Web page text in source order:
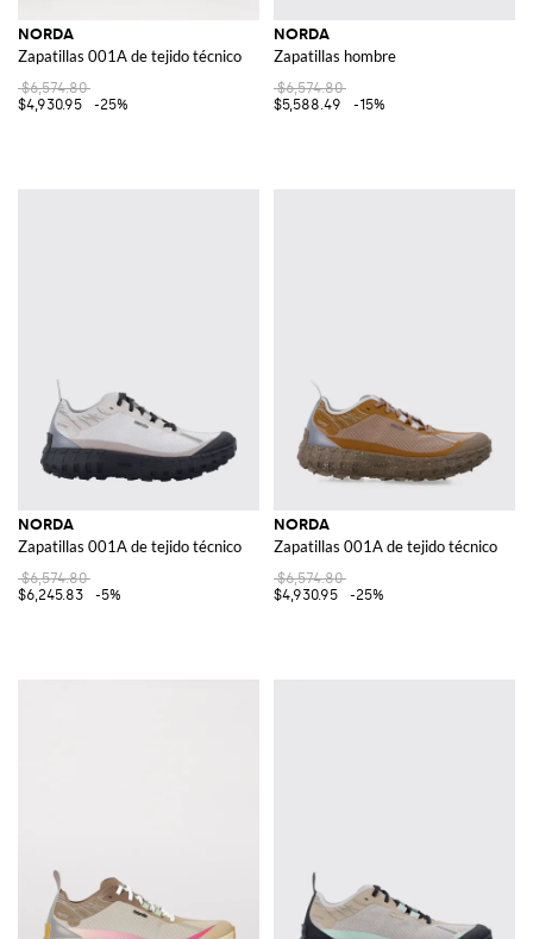
NORDA
Zapatillas 001A de tejido técnico
$6,574.80
$4,930.95
-25%
NORDA
Zapatillas hombre
$6,574.80
$5,588.49
-15%
NORDA
Zapatillas 001A de tejido técnico
$6,574.80
$6,245.83
-5%
NORDA
Zapatillas 001A de tejido técnico
$6,574.80
$4,930.95
-25%